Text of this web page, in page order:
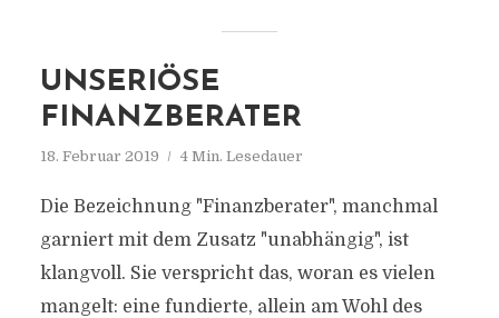
UNSERIÖSE
FINANZBERATER
18. Februar 2019 4 Min. Lesedauer
Die Bezeichnung "Finanzberater", manchmal
garniert mit dem Zusatz "unabhängig", ist
klangvoll. Sie verspricht das, woran es vielen
mangelt: eine fundierte, allein am Wohl des